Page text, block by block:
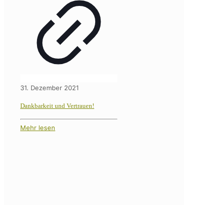
31. Dezember 2021
Dankbarkeit und Vertrauen!
Mehr lesen